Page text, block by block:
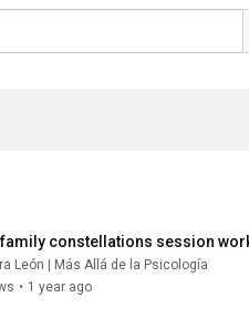
family constellations session
León | Más Allá de la Psicología
• 1 year ago